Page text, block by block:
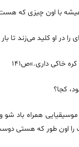
با اون چیزی که
را در او کلید می‌زند تا
خاکی داری.»ص۱۴۱
کجا؟
همراه باد
اون طور که هستی